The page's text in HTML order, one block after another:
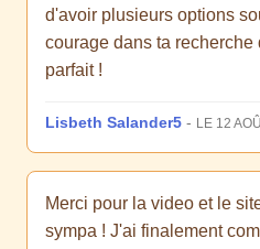
d'avoir plusieurs options
courage dans ta recherche
parfait !
Lisbeth Salander5 - LE 12
Merci pour la video et le
sympa ! J'ai finalement